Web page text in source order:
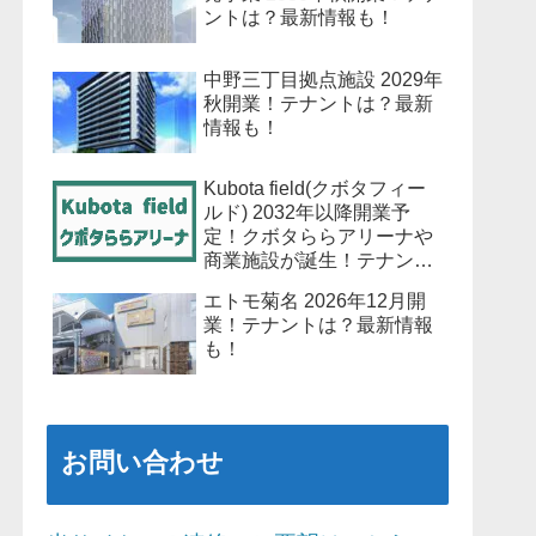
ントは？最新情報も！
中野三丁目拠点施設 2029年
秋開業！テナントは？最新
情報も！
Kubota field(クボタフィー
ルド) 2032年以降開業予
定！クボタららアリーナや
商業施設が誕生！テナント
エトモ菊名 2026年12月開
業！テナントは？最新情報
も！
お問い合わせ